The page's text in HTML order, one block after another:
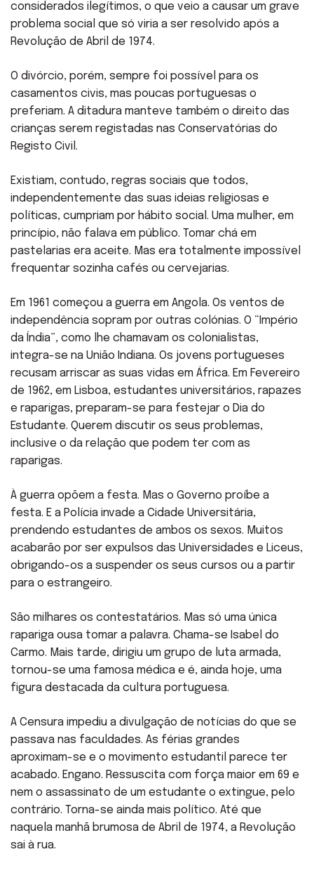
considerados ilegítimos, o que veio a causar um grave
problema social que só viria a ser resolvido após a
Revolução de Abril de 1974.
O divórcio, porém, sempre foi possível para os
casamentos civis, mas poucas portuguesas o
preferiam. A ditadura manteve também o direito das
crianças serem registadas nas Conservatórias do
Registo Civil.
Existiam, contudo, regras sociais que todos,
independentemente das suas ideias religiosas e
políticas, cumpriam por hábito social. Uma mulher, em
princípio, não falava em público. Tomar chá em
pastelarias era aceite. Mas era totalmente impossível
frequentar sozinha cafés ou cervejarias.
Em 1961 começou a guerra em Angola. Os ventos de
independência sopram por outras colónias. O “Império
da Índia”, como lhe chamavam os colonialistas,
integra-se na União Indiana. Os jovens portugueses
recusam arriscar as suas vidas em África. Em Fevereiro
de 1962, em Lisboa, estudantes universitários, rapazes
e raparigas, preparam-se para festejar o Dia do
Estudante. Querem discutir os seus problemas,
inclusive o da relação que podem ter com as
raparigas.
À guerra opõem a festa. Mas o Governo proíbe a
festa. E a Polícia invade a Cidade Universitária,
prendendo estudantes de ambos os sexos. Muitos
acabarão por ser expulsos das Universidades e Liceus,
obrigando-os a suspender os seus cursos ou a partir
para o estrangeiro.
São milhares os contestatários. Mas só uma única
rapariga ousa tomar a palavra. Chama-se Isabel do
Carmo. Mais tarde, dirigiu um grupo de luta armada,
tornou-se uma famosa médica e é, ainda hoje, uma
figura destacada da cultura portuguesa.
A Censura impediu a divulgação de notícias do que se
passava nas faculdades. As férias grandes
aproximam-se e o movimento estudantil parece ter
acabado. Engano. Ressuscita com força maior em 69 e
nem o assassinato de um estudante o extingue, pelo
contrário. Torna-se ainda mais político. Até que
naquela manhã brumosa de Abril de 1974, a Revolução
sai à rua.